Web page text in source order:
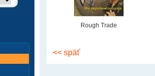
Rough Trade
<< späť